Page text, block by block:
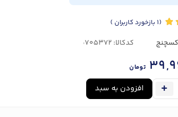
(1 بازخورد کاربران )
کدکالا:
تومان
افزودن به سبد